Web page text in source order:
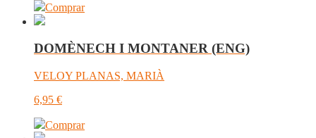
Comprar
DOMÈNECH I MONTANER (ENG)
VELOY PLANAS, MARIÀ
6,95 €
Comprar